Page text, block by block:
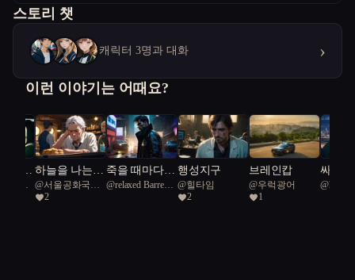
스토리 챗
캐릭터 3명과 대화 ›
이런 이야기는 어때요?
려준
국일
하늘을 나는
붕어빵
@서울공화국일
급시민
2
죽을 때마다
내가 사라진다
@relaxed Barred
행성지구
@힐타임
2
브레인캅
@우럭광어
1
싸구
스템
@hoho